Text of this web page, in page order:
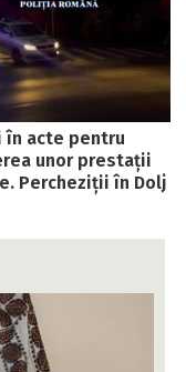
în acte pentru
unor prestații
Percheziții în Dolj